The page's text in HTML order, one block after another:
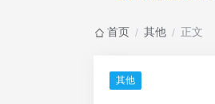
首页 / 其他 / 正文
其他